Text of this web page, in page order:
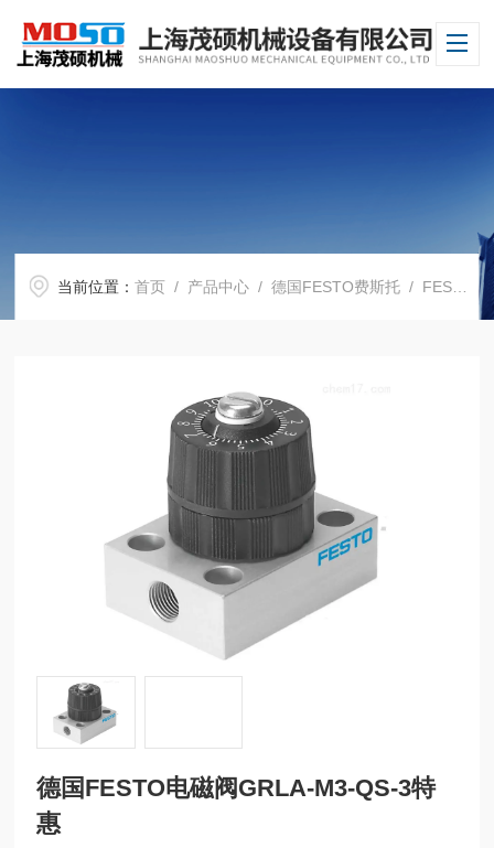
当前位置：首页 / 产品中心 /德国FESTO费斯托 / FESTO电磁阀
德国FESTO电磁阀GRLA-M3-QS-3特
惠